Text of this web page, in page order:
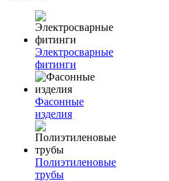
Электросварные
фитинги
Фасонные
изделия
Полиэтиленовые
трубы